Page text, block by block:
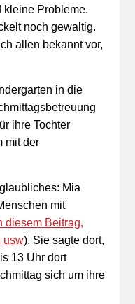
kleine Probleme.
noch gewaltig.
allen bekannt vor,
in die
ihre Tochter
mit der
Mia
mit
diesem Beitrag,
usw). Sie sagte dort,
13 Uhr dort
sich um ihre